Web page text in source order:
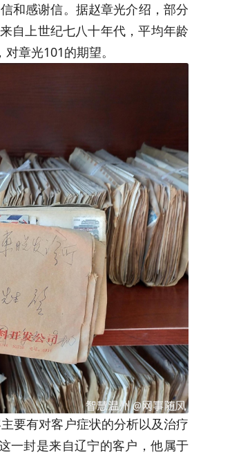
和感谢信。据赵章光介绍，部分
自上世纪七八十年代，平均年龄
章光101的期望。
要有对客户症状的分析以及治疗
一封是来自辽宁的客户，他属于